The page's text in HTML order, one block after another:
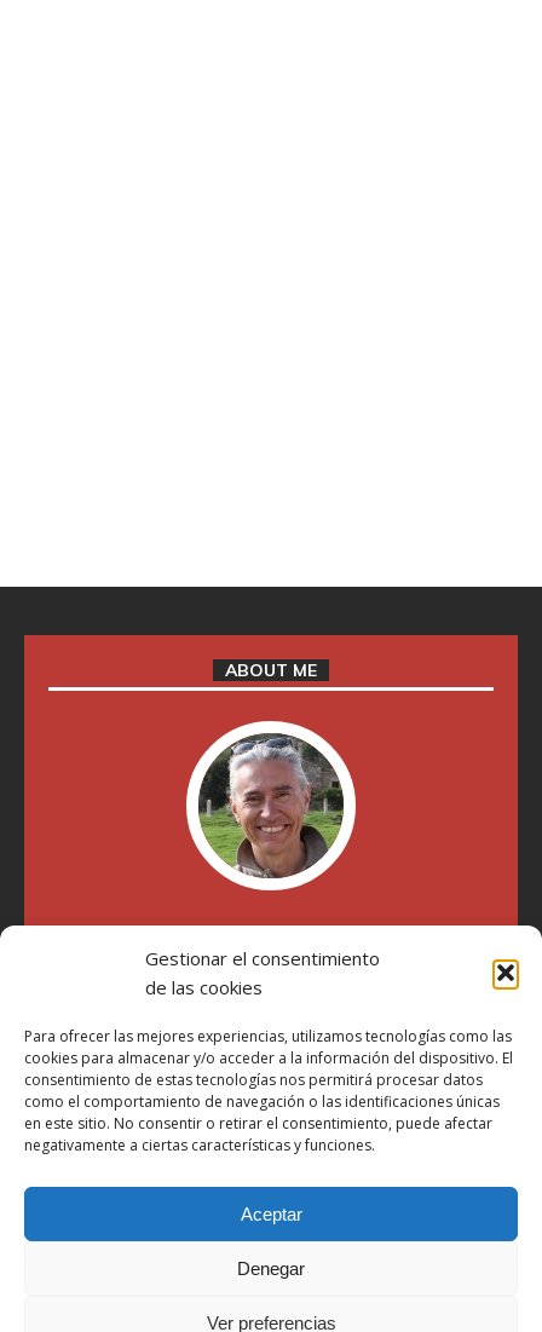
Gestionar el consentimiento
de las cookies
Para ofrecer las mejores experiencias, utilizamos tecnologías como las
cookies para almacenar y/o acceder a la información del dispositivo. El
consentimiento de estas tecnologías nos permitirá procesar datos
como el comportamiento de navegación o las identificaciones únicas
en este sitio. No consentir o retirar el consentimiento, puede afectar
negativamente a ciertas características y funciones.
Aceptar
Denegar
Ver preferencias
ABOUT ME
"Soy Manel Hospido, nací en Valencia en 1969 y desde el
año 2007 he escrito sobre motos en distintos medios.
Millatrece.com es una apuesta por escribir sobre lo que me
participa"
Aviso Legal
Política de Privacidad
Más Información sobre Cookies